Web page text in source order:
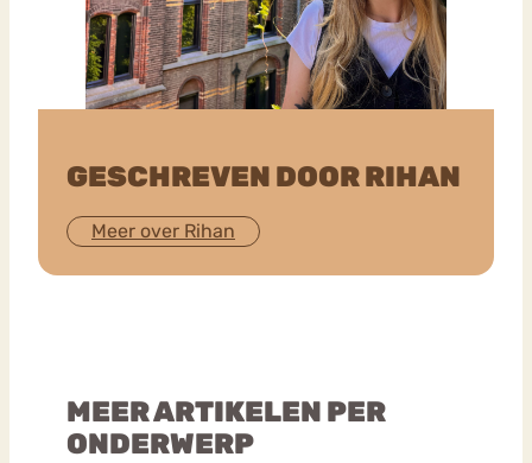
GESCHREVEN DOOR RIHAN
Meer over Rihan
MEER ARTIKELEN PER
ONDERWERP